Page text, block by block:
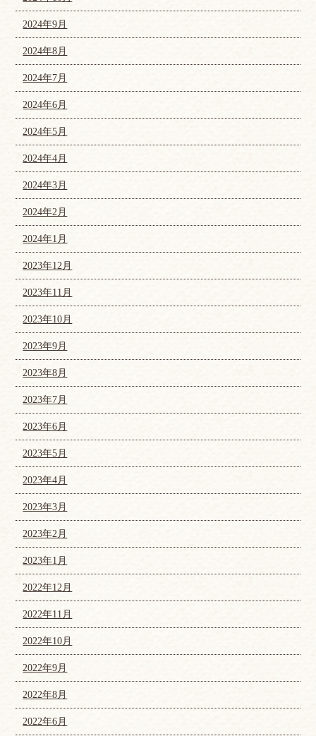
2024年9月
2024年8月
2024年7月
2024年6月
2024年5月
2024年4月
2024年3月
2024年2月
2024年1月
2023年12月
2023年11月
2023年10月
2023年9月
2023年8月
2023年7月
2023年6月
2023年5月
2023年4月
2023年3月
2023年2月
2023年1月
2022年12月
2022年11月
2022年10月
2022年9月
2022年8月
2022年6月